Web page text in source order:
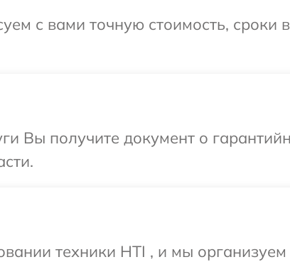
с вами точную стоимость, сроки
Вы получите документ о
техники HTI , и мы организуем